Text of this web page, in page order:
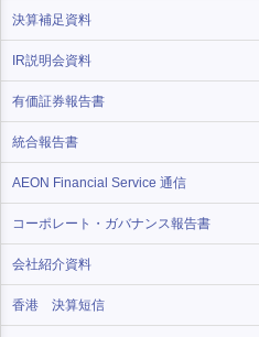
決算補足資料
IR説明会資料
有価証券報告書
統合報告書
AEON Financial Service 通信
コーポレート・ガバナンス報告書
会社紹介資料
香港 決算短信